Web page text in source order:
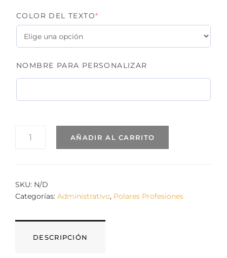
COLOR DEL TEXTO*
NOMBRE PARA PERSONALIZAR
ADMINISTRATIVA.
OFICINA
CANTIDAD
AÑADIR AL CARRITO
SKU: N/D
Categorías: Administrativo, Polares Profesiones
DESCRIPCIÓN